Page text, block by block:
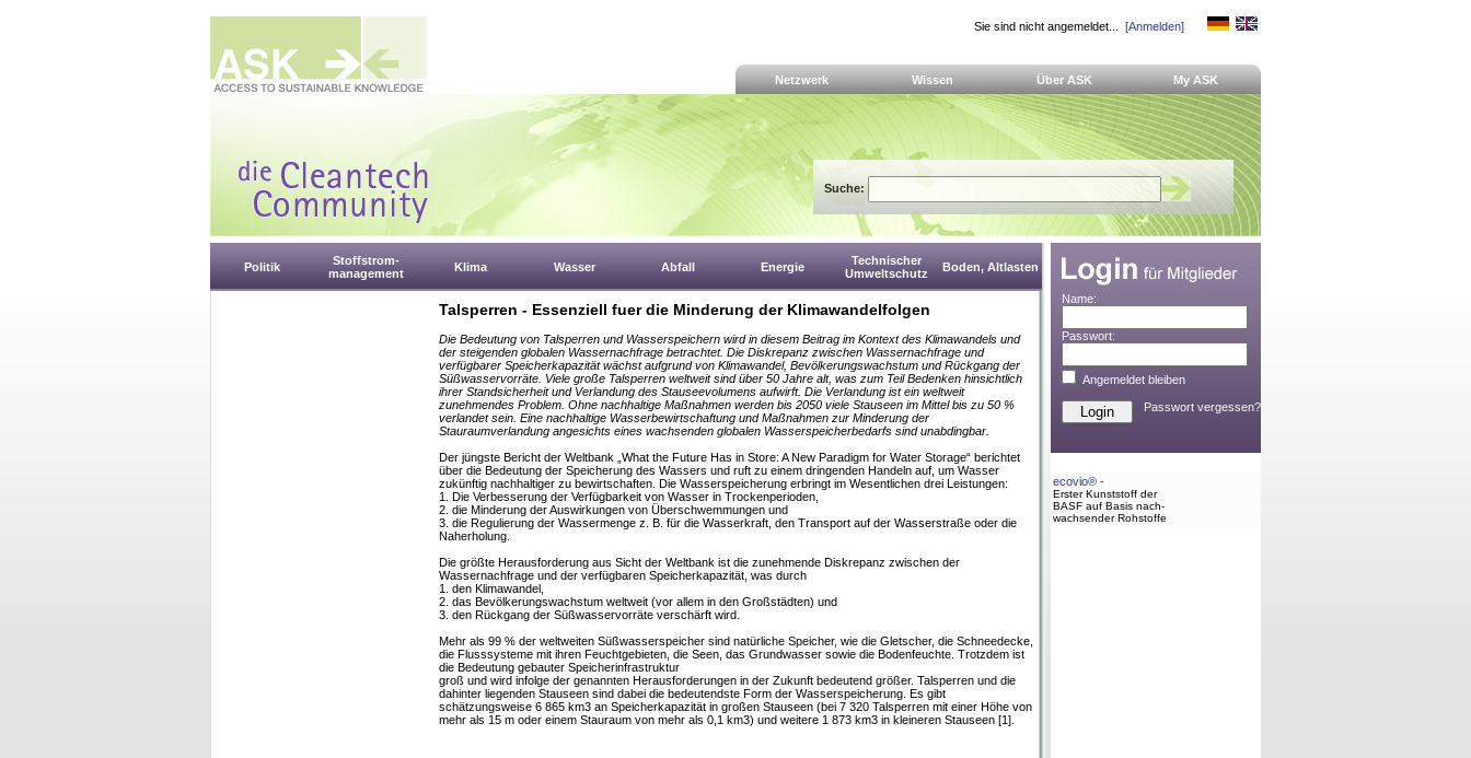
Sie sind nicht angemeldet... [Anmelden]
Netzwerk Wissen Über ASK My ASK
Suche:
Politik
Stoffstrom-
management
Klima Wasser Abfall Energie
Technischer
Umweltschutz
Boden, Altlasten
Talsperren - Essenziell fuer die Minderung der Klimawandelfolgen
Die Bedeutung von Talsperren und Wasserspeichern wird in diesem Beitrag im Kontext des Klimawandels und
der steigenden globalen Wassernachfrage betrachtet. Die Diskrepanz zwischen Wassernachfrage und
verfügbarer Speicherkapazität wächst aufgrund von Klimawandel, Bevölkerungswachstum und Rückgang der
Süßwasservorräte. Viele große Talsperren weltweit sind über 50 Jahre alt, was zum Teil Bedenken hinsichtlich
ihrer Standsicherheit und Verlandung des Stauseevolumens aufwirft. Die Verlandung ist ein weltweit
zunehmendes Problem. Ohne nachhaltige Maßnahmen werden bis 2050 viele Stauseen im Mittel bis zu 50 %
verlandet sein. Eine nachhaltige Wasserbewirtschaftung und Maßnahmen zur Minderung der
Stauraumverlandung angesichts eines wachsenden globalen Wasserspeicherbedarfs sind unabdingbar.
Der jüngste Bericht der Weltbank „What the Future Has in Store: A New Paradigm for Water Storage“ berichtet
über die Bedeutung der Speicherung des Wassers und ruft zu einem dringenden Handeln auf, um Wasser
zukünftig nachhaltiger zu bewirtschaften. Die Wasserspeicherung erbringt im Wesentlichen drei Leistungen:
1. Die Verbesserung der Verfügbarkeit von Wasser in Trockenperioden,
2. die Minderung der Auswirkungen von Überschwemmungen und
3. die Regulierung der Wassermenge z. B. für die Wasserkraft, den Transport auf der Wasserstraße oder die
Naherholung.
Die größte Herausforderung aus Sicht der Weltbank ist die zunehmende Diskrepanz zwischen der
Wassernachfrage und der verfügbaren Speicherkapazität, was durch
1. den Klimawandel,
2. das Bevölkerungswachstum weltweit (vor allem in den Großstädten) und
3. den Rückgang der Süßwasservorräte verschärft wird.
Mehr als 99 % der weltweiten Süßwasserspeicher sind natürliche Speicher, wie die Gletscher, die Schneedecke,
die Flusssysteme mit ihren Feuchtgebieten, die Seen, das Grundwasser sowie die Bodenfeuchte. Trotzdem ist
die Bedeutung gebauter Speicherinfrastruktur
groß und wird infolge der genannten Herausforderungen in der Zukunft bedeutend größer. Talsperren und die
dahinter liegenden Stauseen sind dabei die bedeutendste Form der Wasserspeicherung. Es gibt
schätzungsweise 6 865 km3 an Speicherkapazität in großen Stauseen (bei 7 320 Talsperren mit einer Höhe von
mehr als 15 m oder einem Stauraum von mehr als 0,1 km3) und weitere 1 873 km3 in kleineren Stauseen [1].
Name:
Passwort:
Angemeldet bleiben
Passwort vergessen?
ecovio® -
Erster Kunststoff der
BASF auf Basis nach-
wachsender Rohstoffe